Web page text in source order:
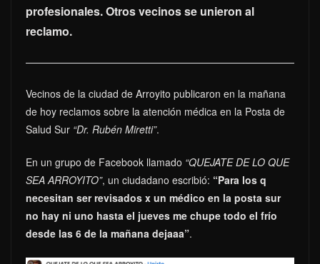
profesionales. Otros vecinos se unieron al
reclamo.
Vecinos de la ciudad de Arroyito publicaron en la mañana
de hoy reclamos sobre la atención médica en la Posta de
Salud Sur “Dr. Rubén Miretti”.
En un grupo de Facebook llamado “QUEJATE DE LO QUE
SEA ARROYITO”, un ciudadano escribió: “Para los q
necesitan ser revisados x un médico en la posta sur
no hay ni uno hasta el jueves me chupe todo el frío
desde las 6 de la mañana dejaaa”.